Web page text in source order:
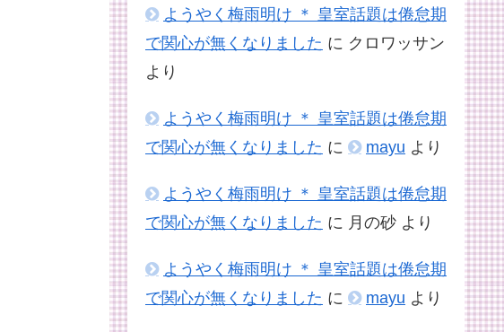
ようやく梅雨明け ＊ 皇室話題は倦怠期
で関心が無くなりました に クロワッサン
より
ようやく梅雨明け ＊ 皇室話題は倦怠期
で関心が無くなりました に mayu より
ようやく梅雨明け ＊ 皇室話題は倦怠期
で関心が無くなりました に 月の砂 より
ようやく梅雨明け ＊ 皇室話題は倦怠期
で関心が無くなりました に mayu より